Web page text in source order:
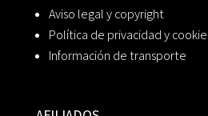
Aviso legal y copyright
Política de privacidad y
Información de transporte